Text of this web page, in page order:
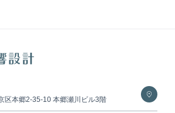
区本郷2-35-10 本郷瀬川ビル3階